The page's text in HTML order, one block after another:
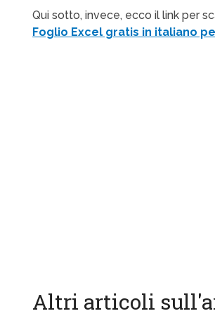
Qui sotto, invece, ecco il link per
Foglio Excel gratis in italiano
Altri articoli